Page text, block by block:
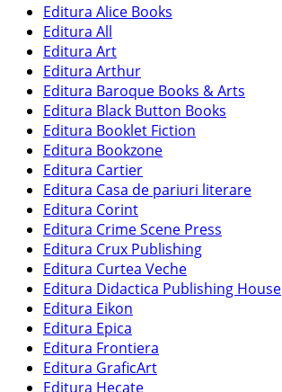
Editura Alice Books
Editura All
Editura Art
Editura Arthur
Editura Baroque Books & Arts
Editura Black Button Books
Editura Booklet Fiction
Editura Bookzone
Editura Cartier
Editura Casa de pariuri literare
Editura Corint
Editura Crime Scene Press
Editura Crux Publishing
Editura Curtea Veche
Editura Didactica Publishing House
Editura Eikon
Editura Epica
Editura Frontiera
Editura GraficArt
Editura Hecate